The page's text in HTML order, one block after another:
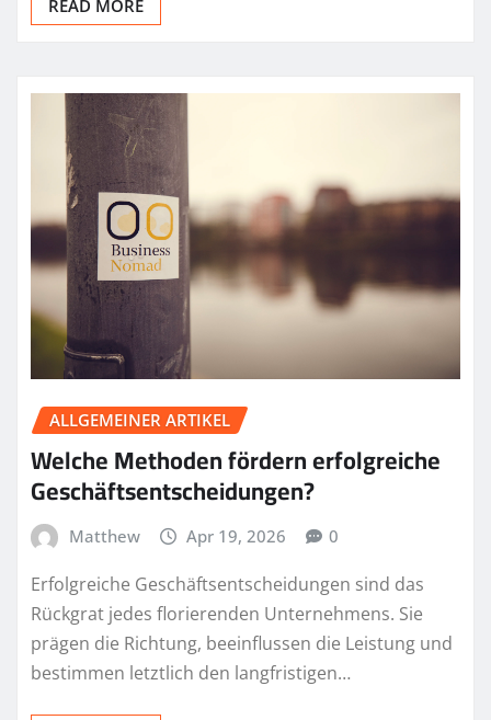
READ MORE
ALLGEMEINER ARTIKEL
Welche Methoden fördern erfolgreiche
Geschäftsentscheidungen?
Matthew Apr 19, 2026 0
Erfolgreiche Geschäftsentscheidungen sind das
Rückgrat jedes florierenden Unternehmens. Sie
prägen die Richtung, beeinflussen die Leistung und
bestimmen letztlich den langfristigen…